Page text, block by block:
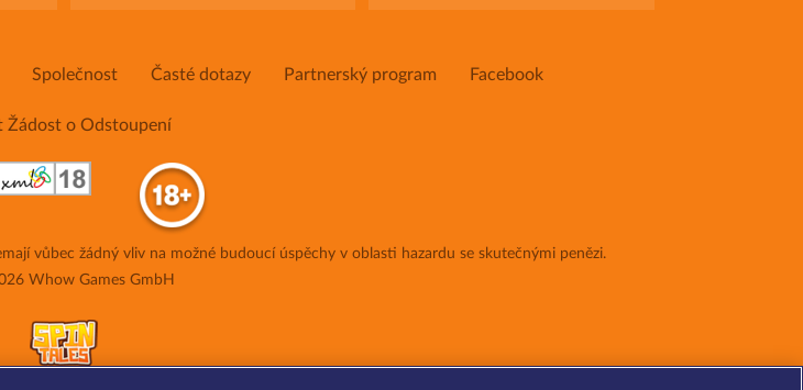
Společnost Časté dotazy Partnerský program Facebook
Žádost o Odstoupení
vůbec žádný vliv na možné budoucí úspěchy v oblasti hazardu se skutečnými penězi.
Whow Games GmbH